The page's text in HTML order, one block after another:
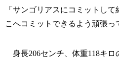
「サンゴリアスにコミットし
こへコミットできるよう頑張っ
身長206センチ、体重118キロ